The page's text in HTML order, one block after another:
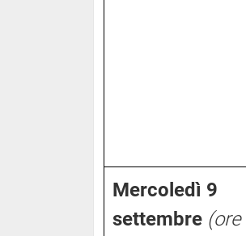
Mercoledì 9
settembre (ore